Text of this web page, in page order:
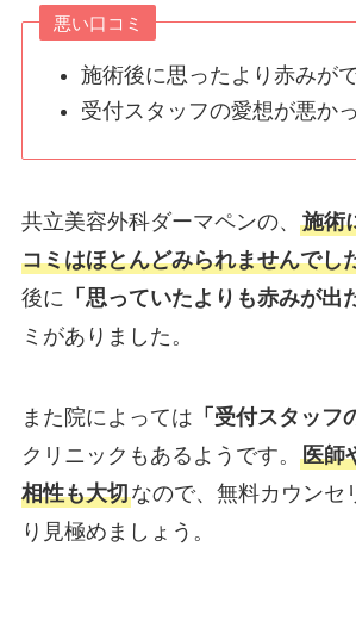
悪い口コミ
施術後に思ったより赤みが
受付スタッフの愛想が悪か
共立美容外科ダーマペンの、 施術
コミはほとんどみられませんでし
後に 「思っていたよりも赤みが出
ミがありました。
また院によっては 「受付スタッフ
クリニックもあるようです。 医師
相性も大切なので、無料カウンセ
り見極めましょう。